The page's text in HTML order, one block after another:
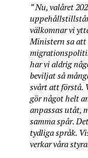
” Nu, valåret
välkomnar vi
Ministern sa att
har vi aldrig
beviljat så
svårt att förstå.
gör något helt
anpassas utåt,
samma spår.
tydliga språk.
verkar våra